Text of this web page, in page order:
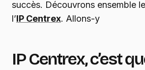
succès. Découvrons ensemble
l’IP Centrex. Allons-y
IP Centrex, c’est